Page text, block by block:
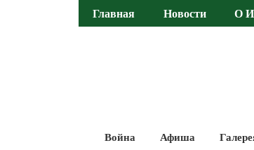
Главная Новости О
Война Афиша